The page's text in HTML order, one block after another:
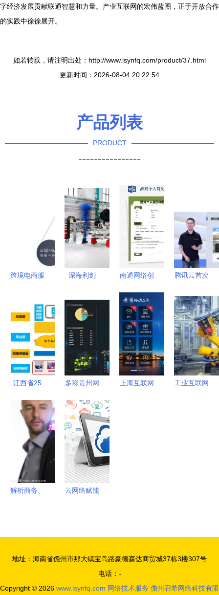
字经济发展贡献联通智慧和力量。产业互联网的宏伟蓝图，正于开放合作
的实践中徐徐展开。
如若转载，请注明出处：http://www.lsynfq.com/product/37.html
更新时间：2026-08-04 20:22:54
产品列表
PRODUCT
----------------
跨境电商服
品出海保驾
护航的数字
护航者
深海利剑
型鱼雷的技
术革新与网
络化未来
南通网络创
术服务的机
遇与行动指
南
腾讯云首次
产品矩阵
以自研驱动
软硬件协
同，提升网
络技术服务
新高度
江西省25
业互联
网”典型应
用案例深度
分析 网络
技术服务的
核心支撑
多彩贵州网
与两大省级
标杆项目，
贵州电商云
技术实力获
权威认定
上海互联网
工业互联网
解析商务、
念与关系
云网络赋能
地址：海南省儋州市那大镇宝岛路豪德森达商贸城37栋3楼307号
电话：-
Copyright © 2026 www.lsynfq.com 网络技术服务 儋州召希网络科技有限